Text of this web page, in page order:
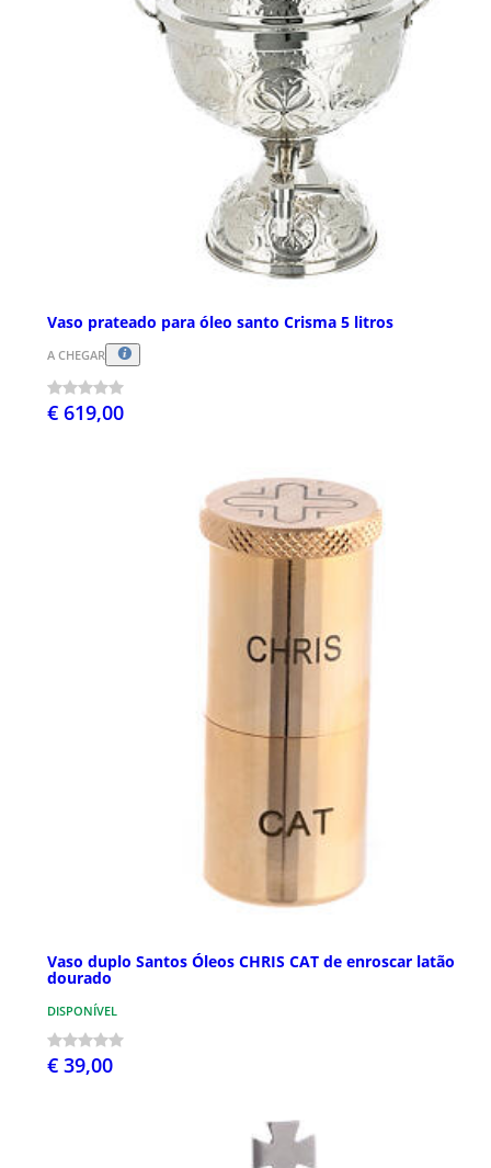
Vaso prateado para óleo santo Crisma 5 litros
A CHEGAR
€ 619,00
Vaso duplo Santos Óleos CHRIS CAT de enroscar latão
dourado
DISPONÍVEL
€ 39,00